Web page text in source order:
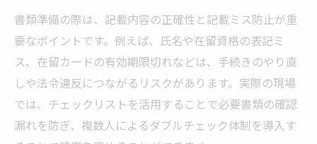
外国人雇用手続きの抜け漏れ防止チェック
リスト
外国人雇用でよくある届出ミスと対策方法
外国人雇用書類のダブルチェック体制構築
法
書類準備の際は、記載内容の正確性と記載ミス防止が重
要なポイントです。例えば、氏名や在留資格の表記ミ
ス、在留カードの有効期限切れなどは、手続きのやり直
しや法令違反につながるリスクがあります。実際の現場
では、チェックリストを活用することで必要書類の確認
漏れを防ぎ、複数人によるダブルチェック体制を導入す